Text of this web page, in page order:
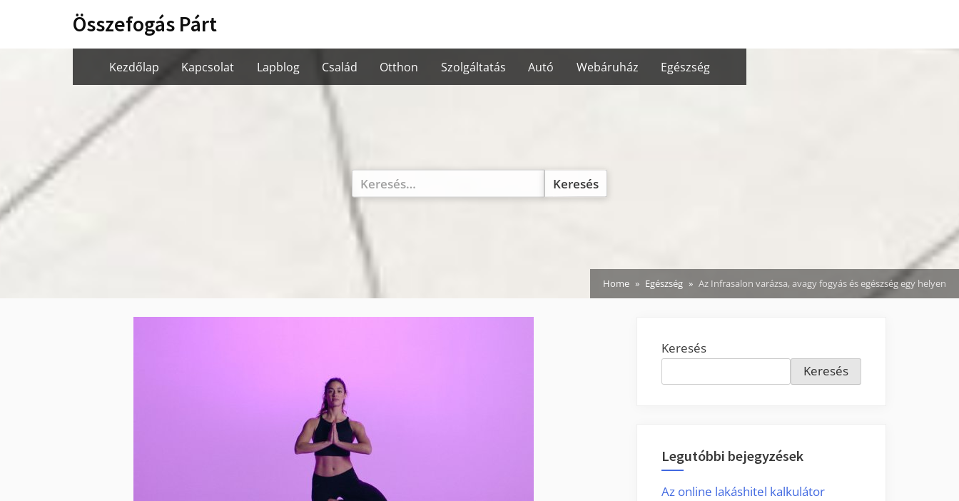
Összefogás Párt
Kezdőlap Kapcsolat Lapblog Család Otthon Szolgáltatás Autó Webáruház Egészség
Keresés:
Home Egészség Az Infrasalon varázsa, avagy fogyás és egészség egy helyen
Keresés
Keresés
Legutóbbi bejegyzések
Az online lakáshitel kalkulátor